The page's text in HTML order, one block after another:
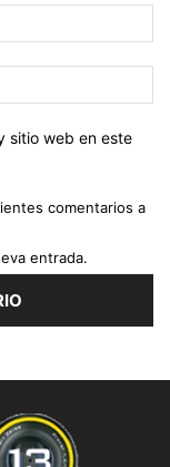
sitio web en este
comentarios a
entrada.